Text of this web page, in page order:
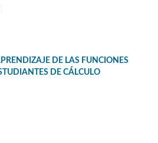
DE LAS FUNCIONES
DE CÁLCULO